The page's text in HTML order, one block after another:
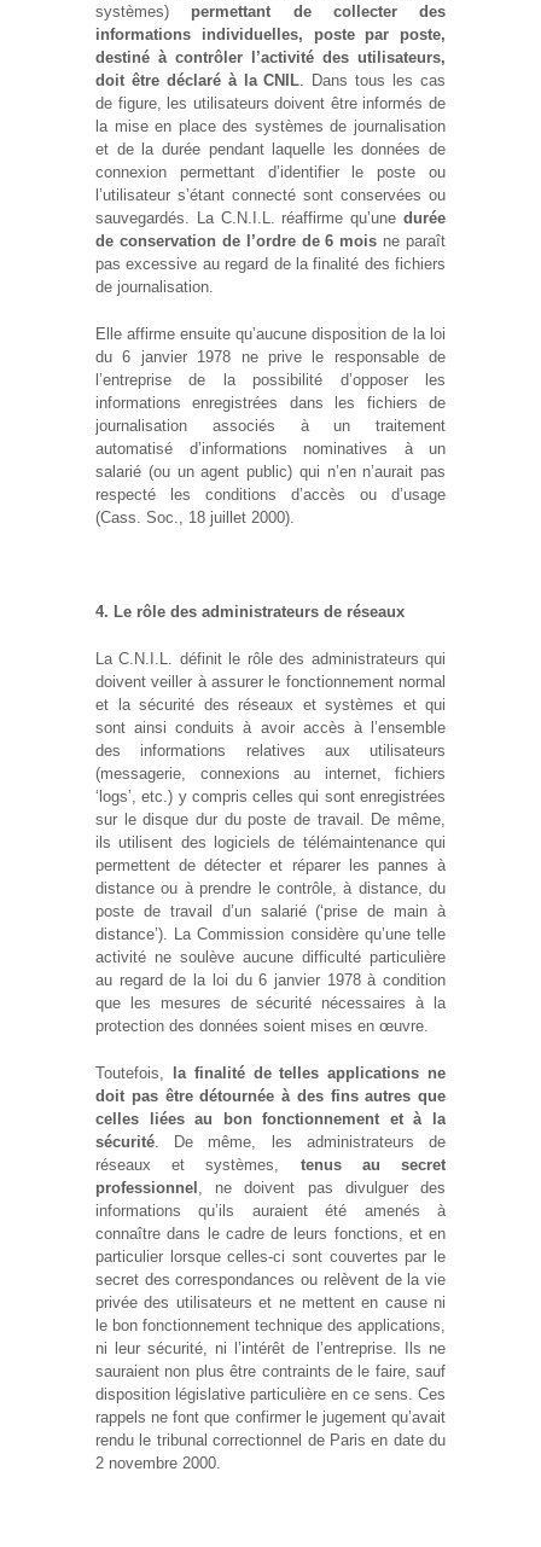
systèmes) permettant de collecter des
informations individuelles, poste par poste,
destiné à contrôler l’activité des utilisateurs,
doit être déclaré à la CNIL. Dans tous les cas
de figure, les utilisateurs doivent être informés de
la mise en place des systèmes de journalisation
et de la durée pendant laquelle les données de
connexion permettant d’identifier le poste ou
l’utilisateur s’étant connecté sont conservées ou
sauvegardés. La C.N.I.L. réaffirme qu’une durée
de conservation de l’ordre de 6 mois ne paraît
pas excessive au regard de la finalité des fichiers
de journalisation.
Elle affirme ensuite qu’aucune disposition de la loi
du 6 janvier 1978 ne prive le responsable de
l’entreprise de la possibilité d’opposer les
informations enregistrées dans les fichiers de
journalisation associés à un traitement
automatisé d’informations nominatives à un
salarié (ou un agent public) qui n’en n’aurait pas
respecté les conditions d’accès ou d’usage
(Cass. Soc., 18 juillet 2000).
4. Le rôle des administrateurs de réseaux
La C.N.I.L. définit le rôle des administrateurs qui
doivent veiller à assurer le fonctionnement normal
et la sécurité des réseaux et systèmes et qui
sont ainsi conduits à avoir accès à l’ensemble
des informations relatives aux utilisateurs
(messagerie, connexions au internet, fichiers
‘logs’, etc.) y compris celles qui sont enregistrées
sur le disque dur du poste de travail. De même,
ils utilisent des logiciels de télémaintenance qui
permettent de détecter et réparer les pannes à
distance ou à prendre le contrôle, à distance, du
poste de travail d’un salarié (‘prise de main à
distance’). La Commission considère qu’une telle
activité ne soulève aucune difficulté particulière
au regard de la loi du 6 janvier 1978 à condition
que les mesures de sécurité nécessaires à la
protection des données soient mises en œuvre.
Toutefois,
la finalité de telles applications ne
doit pas être détournée à des fins autres que
celles liées au bon fonctionnement et à la
sécurité. De même, les administrateurs de
réseaux et systèmes, tenus au secret
professionnel , ne doivent pas divulguer des
informations qu’ils auraient été amenés à
connaître dans le cadre de leurs fonctions, et en
particulier lorsque celles-ci sont couvertes par le
secret des correspondances ou relèvent de la vie
privée des utilisateurs et ne mettent en cause ni
le bon fonctionnement technique des applications,
ni leur sécurité, ni l’intérêt de l’entreprise. Ils ne
sauraient non plus être contraints de le faire, sauf
disposition législative particulière en ce sens. Ces
rappels ne font que confirmer le jugement qu’avait
rendu le tribunal correctionnel de Paris en date du
2 novembre 2000.